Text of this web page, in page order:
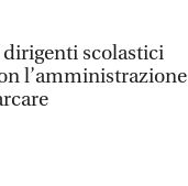
dirigenti scolastici
l’amministrazione